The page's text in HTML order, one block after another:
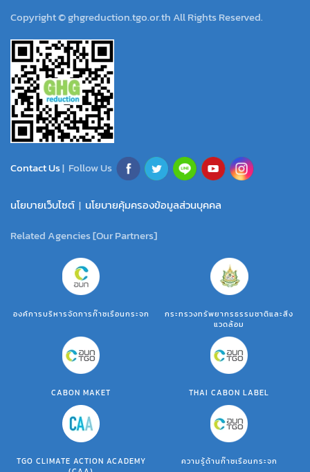
Copyright © ghgreduction.tgo.or.th All Rights Reserved.
Contact Us| Follow Us
นโยบายเว็บไซต์ | นโยบายคุ้มครองข้อมูลส่วนบุคคล
Related Agencies [Our Partners]
องค์การบริหารจัดการก๊าซเรือนกระจก
กระทรวงทรัพยากรธรรมชาติและสิ่ง
แวดล้อม
CABON MAKET THAI CABON LABEL
TGO CLIMATE ACTION ACADEMY
ความรู้ด้านก๊าซเรือนกระจก